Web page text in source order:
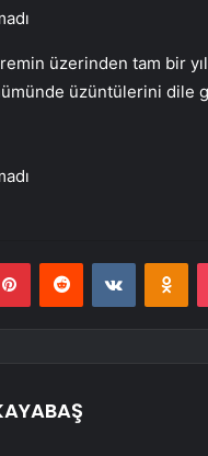
üzerinden tam bir
üzüntülerini dile
PinterestReddit VKontakte